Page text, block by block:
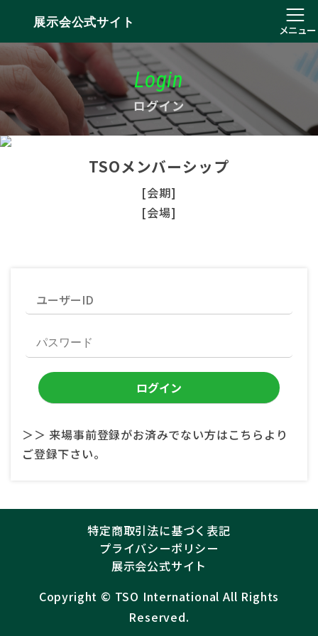
展示会公式サイト
メニュー
Login
ログイン
TSOメンバーシップ
[会期]
[会場]
＞＞ 来場事前登録がお済みでない方はこちらより
ご登録下さい。
特定商取引法に基づく表記
プライバシーポリシー
展示会公式サイト
Copyright ©︎ TSO International All Rights
Reserved.